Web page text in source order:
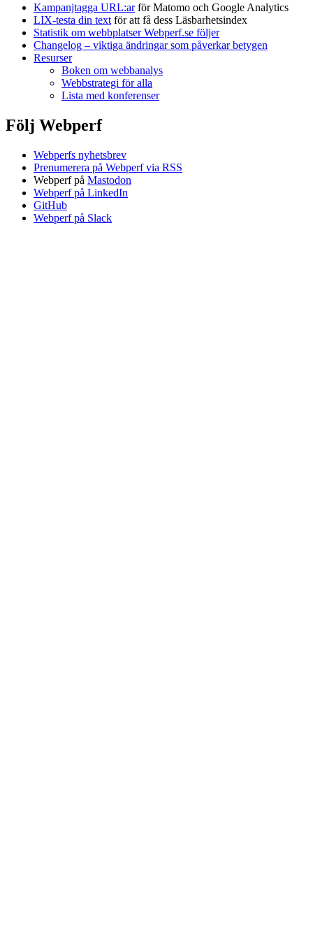
Kampanjtagga URL:arför Matomo och Google Analytics
LIX-testa din text för att få dess Läsbarhetsindex
Statistik om webbplatser Webperf.se följer
Changelog – viktiga ändringar som påverkar betygen
Resurser
Boken om webbanalys
Webbstrategi för alla
Lista med konferenser
Följ Webperf
Webperfs nyhetsbrev
Prenumerera på Webperf via RSS
Webperf på Mastodon
Webperf på LinkedIn
GitHub
Webperf på Slack